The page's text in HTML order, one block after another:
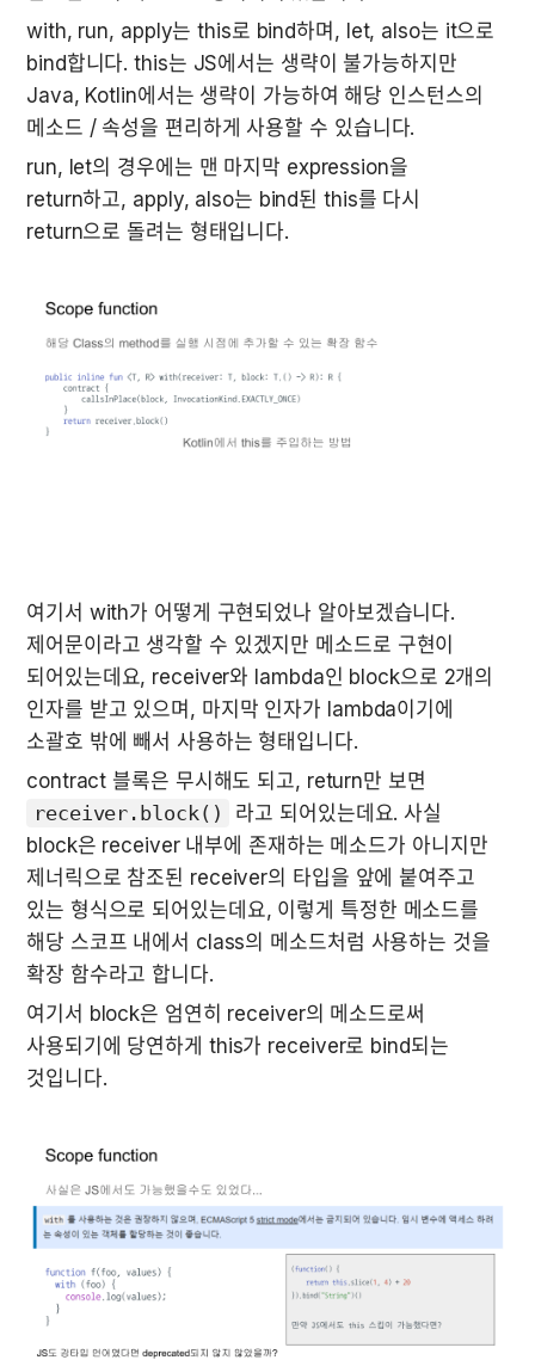
with, run, apply는 this로 bind하며, let, also는 it으로
bind합니다. this는 JS에서는 생략이 불가능하지만
Java, Kotlin에서는 생략이 가능하여 해당 인스턴스의
메소드 / 속성을 편리하게 사용할 수 있습니다.
run, let의 경우에는 맨 마지막 expression을
return하고, apply, also는 bind된 this를 다시
return으로 돌려는 형태입니다.
여기서 with가 어떻게 구현되었나 알아보겠습니다.
제어문이라고 생각할 수 있겠지만 메소드로 구현이
되어있는데요, receiver와 lambda인 block으로 2개의
인자를 받고 있으며, 마지막 인자가 lambda이기에
소괄호 밖에 빼서 사용하는 형태입니다.
receiver.block()
라고 되어있는데요. 사실
block은 receiver 내부에 존재하는 메소드가 아니지만
제너릭으로 참조된 receiver의 타입을 앞에 붙여주고
있는 형식으로 되어있는데요, 이렇게 특정한 메소드를
해당 스코프 내에서 class의 메소드처럼 사용하는 것을
확장 함수라고 합니다.
여기서 block은 엄연히 receiver의 메소드로써
사용되기에 당연하게 this가 receiver로 bind되는
것입니다.